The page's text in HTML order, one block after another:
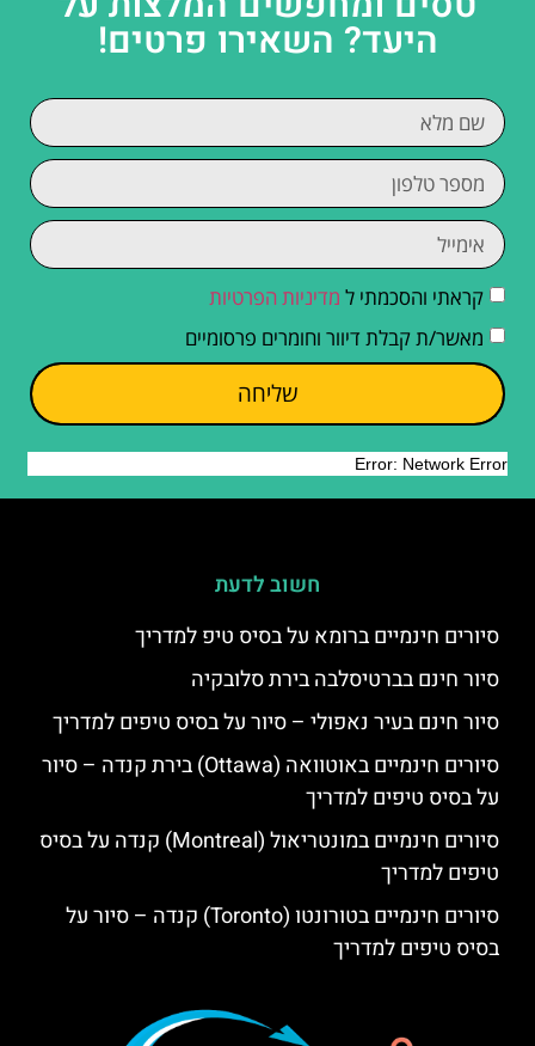
היעד? השאירו פרטים!
קראתי והסכמתי ל מדיניות הפרטיות
מאשר/ת קבלת דיוור וחומרים פרסומיים
שליחה
חשוב לדעת
סיורים חינמיים ברומא על בסיס טיפ למדריך
סיור חינם בברטיסלבה בירת סלובקיה
סיור חינם בעיר נאפולי – סיור על בסיס טיפים למדריך
סיורים חינמיים באוטוואה (Ottawa) בירת קנדה – סיור
על בסיס טיפים למדריך
סיורים חינמיים במונטריאול (Montreal) קנדה על בסיס
טיפים למדריך
סיורים חינמיים בטורונטו (Toronto) קנדה – סיור על
בסיס טיפים למדריך